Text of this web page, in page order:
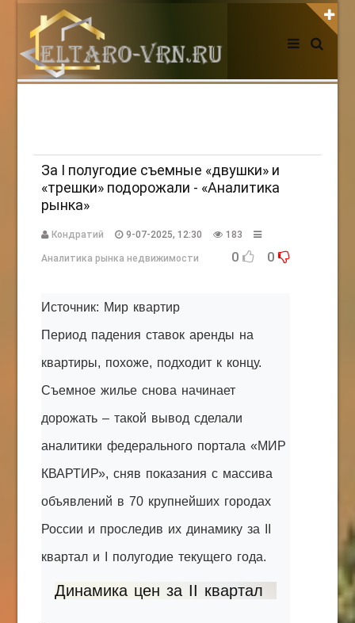
АВТОРИЗАЦИЯ НА САЙТЕ
Регистрация
НОВОСТИ СЕГОДНЯ
Edgarpo26@gmail.com
axin.ed@yandex.ru
yrikf40@gmail.com
Eltaro-Vrn.ru
@Edgarpo36
За I полугодие съемные «двушки» и
«трешки» подорожали - «Аналитика
рынка»
Кондратий 9-07-2025, 12:30 183
Аналитика рынка недвижимости 0 0
Источник: Мир квартир
Период падения ставок аренды на
квартиры, похоже, подходит к концу.
Съемное жилье снова начинает
дорожать – такой вывод сделали
аналитики федерального портала «МИР
КВАРТИР», сняв показания с массива
объявлений в 70 крупнейших городах
России и проследив их динамику за II
квартал и I полугодие текущего года.
Динамика цен за II квартал